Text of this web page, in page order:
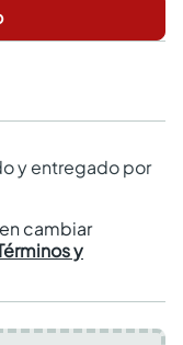
y entregado por
cambiar
y